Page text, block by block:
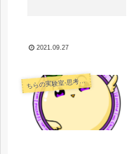
2021.09.27
ちらの実験室-思考・失敗談・リアルタイム実況等を発信します-